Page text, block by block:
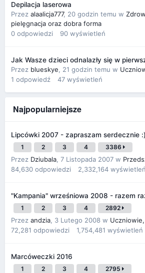
Depilacja laserowa
Przez alaalicja777, 20 godzin temu w
pielęgnacja oraz dobra forma
0 odpowiedzi 90 wyświetleń
Jak Wasze dzieci odnalazły się w
Przez blueskye, 21 godzin temu w
1 odpowiedź 47 wyświetleń
Najpopularniejsze
Lipcówki 2007 - zapraszam serdecznie :)
1 2 3 4 3386
Przez Dziubala, 7 Listopada 2007 w
84,630 odpowiedzi 2,332,164 wyświetleń
"Kampania" wrześniowa 2008 - razem
1 2 3 4 2892
Przez andzia, 3 Lutego 2008 w
72,281 odpowiedzi 1,754,481 wyświetleń
Marcóweczki 2016
1 2 3 4 2795